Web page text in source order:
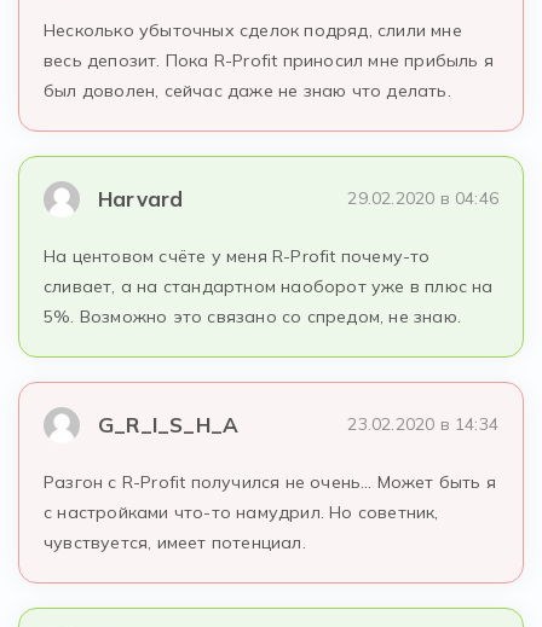
Несколько убыточных сделок подряд, слили мне
весь депозит. Пока R-Profit приносил мне прибыль я
был доволен, сейчас даже не знаю что делать.
Harvard 29.02.2020 в 04:46
На центовом счёте у меня R-Profit почему-то
сливает, а на стандартном наоборот уже в плюс на
5%. Возможно это связано со спредом, не знаю.
G_R_I_S_H_A 23.02.2020 в 14:34
Разгон с R-Profit получился не очень… Может быть я
с настройками что-то намудрил. Но советник,
чувствуется, имеет потенциал.